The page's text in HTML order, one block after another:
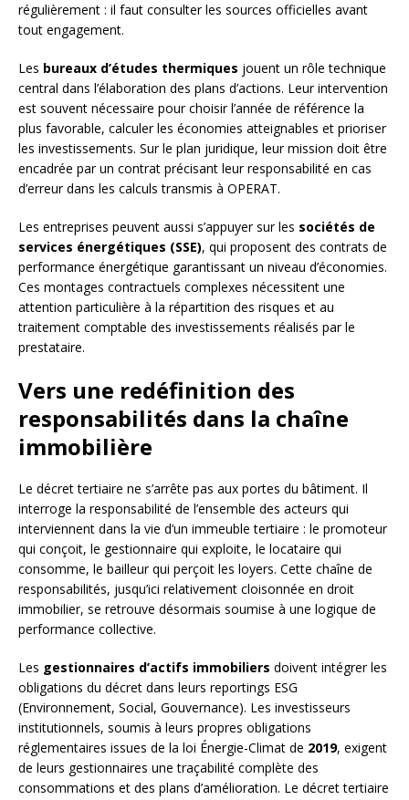
régulièrement : il faut consulter les sources officielles avant
tout engagement.
Les bureaux d’études thermiques jouent un rôle technique
central dans l’élaboration des plans d’actions. Leur intervention
est souvent nécessaire pour choisir l’année de référence la
plus favorable, calculer les économies atteignables et prioriser
les investissements. Sur le plan juridique, leur mission doit être
encadrée par un contrat précisant leur responsabilité en cas
d’erreur dans les calculs transmis à OPERAT.
Les entreprises peuvent aussi s’appuyer sur les sociétés de
services énergétiques (SSE), qui proposent des contrats de
performance énergétique garantissant un niveau d’économies.
Ces montages contractuels complexes nécessitent une
attention particulière à la répartition des risques et au
traitement comptable des investissements réalisés par le
prestataire.
Vers une redéfinition des
responsabilités dans la chaîne
immobilière
Le décret tertiaire ne s’arrête pas aux portes du bâtiment. Il
interroge la responsabilité de l’ensemble des acteurs qui
interviennent dans la vie d’un immeuble tertiaire : le promoteur
qui conçoit, le gestionnaire qui exploite, le locataire qui
consomme, le bailleur qui perçoit les loyers. Cette chaîne de
responsabilités, jusqu’ici relativement cloisonnée en droit
immobilier, se retrouve désormais soumise à une logique de
performance collective.
Les gestionnaires d’actifs immobiliers doivent intégrer les
obligations du décret dans leurs reportings ESG
(Environnement, Social, Gouvernance). Les investisseurs
institutionnels, soumis à leurs propres obligations
réglementaires issues de la loi Énergie-Climat de 2019, exigent
de leurs gestionnaires une traçabilité complète des
consommations et des plans d’amélioration. Le décret tertiaire